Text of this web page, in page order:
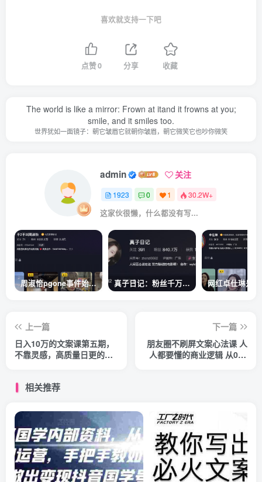
喜欢就支持一下吧
点赞0 分享 收藏
The world is like a mirror: Frown at itand it frowns at you;
smile, and it smiles too.
世界犹如一面镜子：朝它皱眉它就朝你皱眉，朝它微笑它也吵你微笑
admin 关注
1923 0 1 30.2W+
这家伙很懒，什么都没有写...
周淑怡pgone事件始末，周淑怡现状 真子日记：粉丝千万的真子日记是最懂反转的网红吗？
上一篇
日入10万的文案课第五期，
不靠灵感，高质量日更的文
下一篇
朋友圈不刷屏文案心法课 人
人都要懂的商业逻辑 从0~1
相关推荐